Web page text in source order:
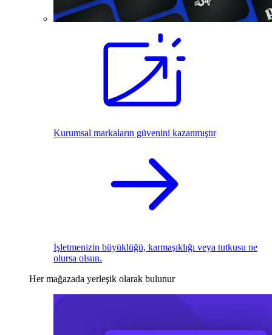
Kurumsal markaların güvenini kazanmıştır
İşletmenizin büyüklüğü, karmaşıklığı veya tutkusu ne
olursa olsun.
Her mağazada yerleşik olarak bulunur